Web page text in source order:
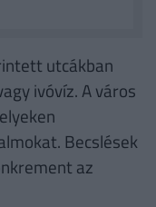
utcákban
ivóvíz. A város
Becslések
az